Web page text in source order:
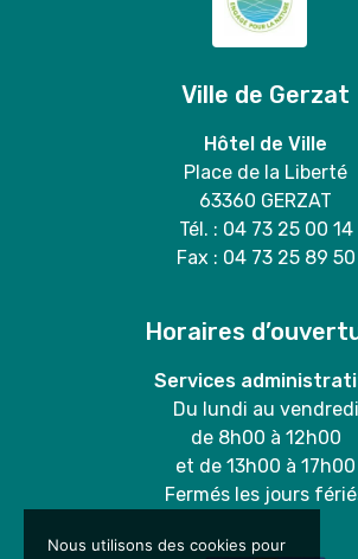
Ville de Gerzat
Hôtel de Ville
Place de la Liberté
63360 GERZAT
Tél. : 04 73 25 00 14
Fax : 04 73 25 89 50
Horaires
Services
Du lundi au vendredi
de 8h00 à 12h00
et de 13h00 à 17h00
Fermés les jours
Nous utilisons des cookies pour